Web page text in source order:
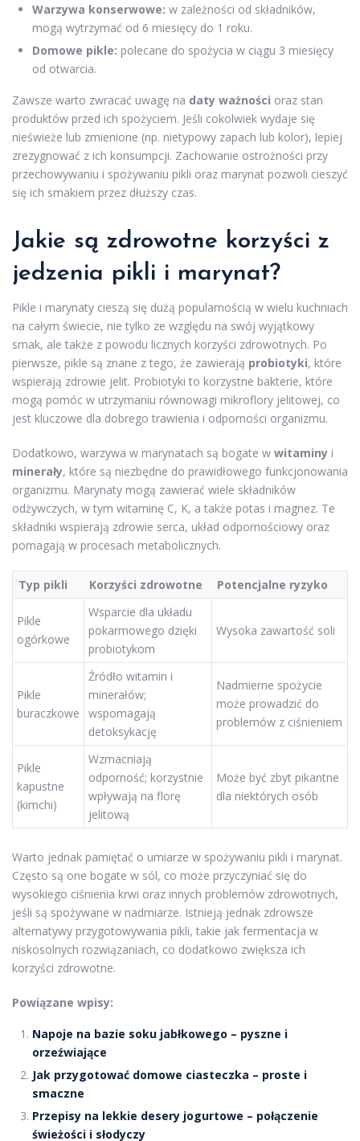
Warzywa konserwowe: w zależności od składników,
mogą wytrzymać od 6 miesięcy do 1 roku.
Domowe pikle: polecane do spożycia w ciągu 3 miesięcy
od otwarcia.
Zawsze warto zwracać uwagę na daty ważności oraz stan
produktów przed ich spożyciem. Jeśli cokolwiek wydaje się
nieświeże lub zmienione (np. nietypowy zapach lub kolor), lepiej
zrezygnować z ich konsumpcji. Zachowanie ostrożności przy
przechowywaniu i spożywaniu pikli oraz marynat pozwoli cieszyć
się ich smakiem przez dłuższy czas.
Jakie są zdrowotne korzyści z
jedzenia pikli i marynat?
Pikle i marynaty cieszą się dużą popularnością w wielu kuchniach
na całym świecie, nie tylko ze względu na swój wyjątkowy
smak, ale także z powodu licznych korzyści zdrowotnych. Po
pierwsze, pikle są znane z tego, że zawierają probiotyki, które
wspierają zdrowie jelit. Probiotyki to korzystne bakterie, które
mogą pomóc w utrzymaniu równowagi mikroflory jelitowej, co
jest kluczowe dla dobrego trawienia i odporności organizmu.
Dodatkowo, warzywa w marynatach są bogate w witaminy i
minerały, które są niezbędne do prawidłowego funkcjonowania
organizmu. Marynaty mogą zawierać wiele składników
odżywczych, w tym witaminę C, K, a także potas i magnez. Te
składniki wspierają zdrowie serca, układ odpornościowy oraz
pomagają w procesach metabolicznych.
Typ pikli Korzyści zdrowotne Potencjalne ryzyko
Pikle
ogórkowe
Wsparcie dla układu
pokarmowego dzięki
probiotykom
Wysoka zawartość soli
Pikle
buraczkowe
Źródło witamin i
minerałów;
wspomagają
detoksykację
Nadmierne spożycie
może prowadzić do
problemów z ciśnieniem
Pikle
kapustne
(kimchi)
Wzmacniają
odporność; korzystnie
wpływają na florę
jelitową
Może być zbyt pikantne
dla niektórych osób
Warto jednak pamiętać o umiarze w spożywaniu pikli i marynat.
Często są one bogate w sól, co może przyczyniać się do
wysokiego ciśnienia krwi oraz innych problemów zdrowotnych,
jeśli są spożywane w nadmiarze. Istnieją jednak zdrowsze
alternatywy przygotowywania pikli, takie jak fermentacja w
niskosolnych rozwiązaniach, co dodatkowo zwiększa ich
korzyści zdrowotne.
Powiązane wpisy:
Napoje na bazie soku jabłkowego – pyszne i
orzeźwiające
Jak przygotować domowe ciasteczka – proste i
smaczne
Przepisy na lekkie desery jogurtowe – połączenie
świeżości i słodyczy